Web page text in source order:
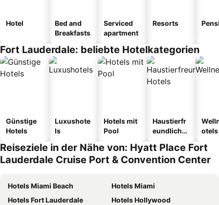
Hotel
Bed and
Breakfasts
Serviced
apartment
Resorts
Fort Lauderdale: beliebte Hotelkategorien
Günstige
Hotels
Luxushote
ls
Hotels mit
Pool
Haustierfr
eundliche
otels
Reiseziele in der Nähe von: Hyatt Place Fort
Lauderdale Cruise Port & Convention Center
Hotels Miami Beach
Hotels Miami
Hotels Fort Lauderdale
Hotels Hollywood